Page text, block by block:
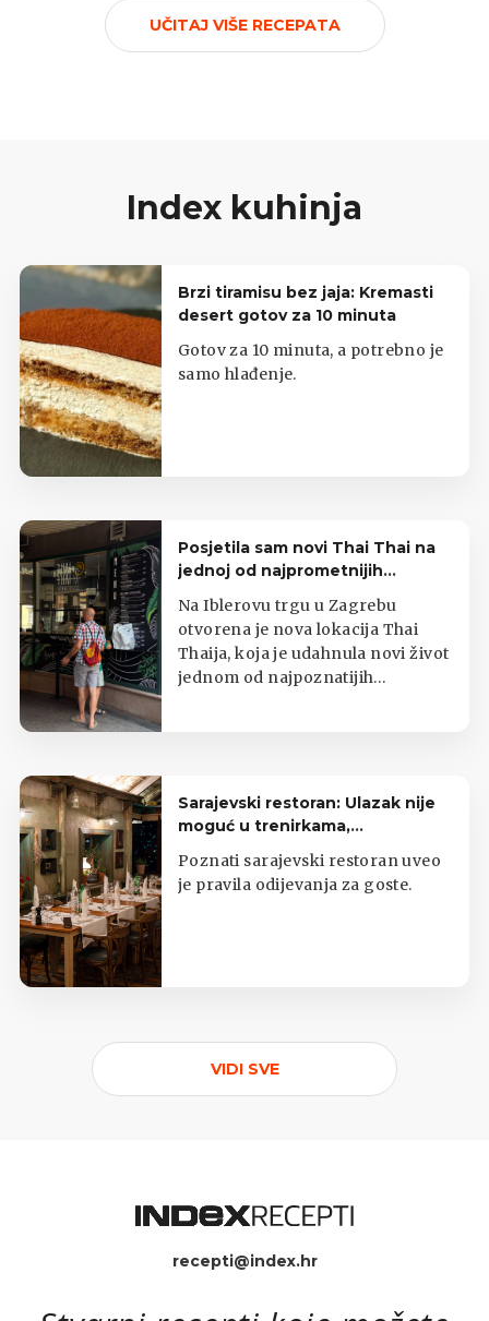
UČITAJ VIŠE RECEPATA
Index kuhinja
Brzi tiramisu bez jaja: Kremasti
desert gotov za 10 minuta
Gotov za 10 minuta, a potrebno je
samo hlađenje.
Posjetila sam novi Thai Thai na
jednoj od najprometnijih
zagrebačkih lokacija
Na Iblerovu trgu u Zagrebu
otvorena je nova lokacija Thai
Thaija, koja je udahnula novi život
jednom od najpoznatijih
Sarajevski restoran: Ulazak nije
moguć u trenirkama,
potkošuljama i japankama
Poznati sarajevski restoran uveo
je pravila odijevanja za goste.
VIDI SVE
recepti@index.hr